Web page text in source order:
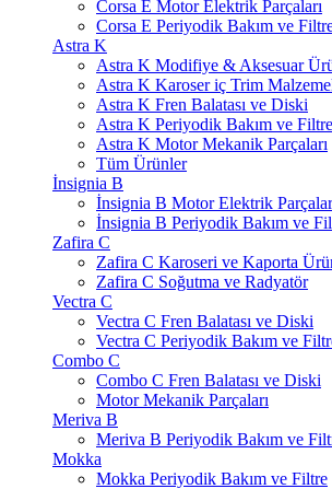
Corsa E Motor Elektrik Parçaları
Corsa E Periyodik Bakım ve
Astra K
Astra K Modifiye & Aksesuar
Astra K Karoser iç Trim
Astra K Fren Balatası ve Diski
Astra K Periyodik Bakım ve Filtre
Astra K Motor Mekanik Parçaları
Tüm Ürünler
İnsignia B
İnsignia B Motor Elektrik
İnsignia B Periyodik Bakım ve
Zafira C
Zafira C Karoseri ve Kaporta
Zafira C Soğutma ve Radyatör
Vectra C
Vectra C Fren Balatası ve Diski
Vectra C Periyodik Bakım ve
Combo C
Combo C Fren Balatası ve Diski
Motor Mekanik Parçaları
Meriva B
Meriva B Periyodik Bakım ve
Mokka
Mokka Periyodik Bakım ve Filtre